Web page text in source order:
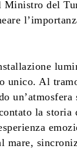
del
unico. Al
un’atmosfera
la storia
mare,